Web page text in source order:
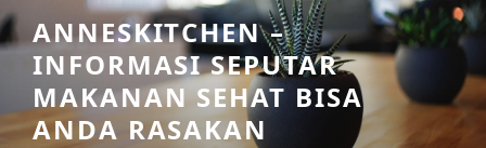
Skip
to
content
ANNESKITCHEN –
INFORMASI SEPUTAR
MAKANAN SEHAT BISA
ANDA RASAKAN